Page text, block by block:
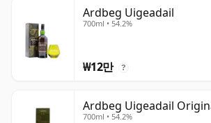
Ardbeg Uigeadail
700ml • 54.2%
₩12만 ?
Ardbeg Uigeadail
700ml • 54.2%